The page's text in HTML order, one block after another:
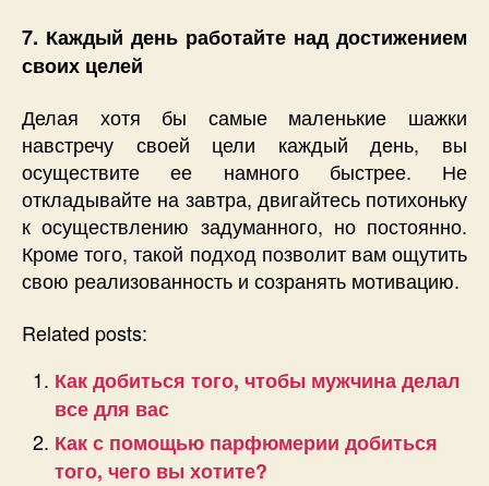
7. Каждый день работайте над достижением
своих целей
Делая хотя бы самые маленькие шажки
навстречу своей цели каждый день, вы
осуществите ее намного быстрее. Не
откладывайте на завтра, двигайтесь потихоньку
к осуществлению задуманного, но постоянно.
Кроме того, такой подход позволит вам ощутить
свою реализованность и созранять мотивацию.
Related posts:
Как добиться того, чтобы мужчина делал
все для вас
Как с помощью парфюмерии добиться
того, чего вы хотите?